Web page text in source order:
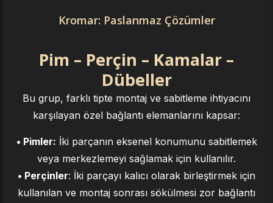
Kromar: Paslanmaz Çözümler
Pim – Perçin – Kamalar –
Dübeller
Bu grup, farklı tipte montaj ve sabitleme ihtiyacını
karşılayan özel bağlantı elemanlarını kapsar:
• Pimler: İki parçanın eksenel konumunu sabitlemek
veya merkezlemeyi sağlamak için kullanılır.
• Perçinler: İki parçayı kalıcı olarak birleştirmek için
kullanılan ve montaj sonrası sökülmesi zor bağlantı